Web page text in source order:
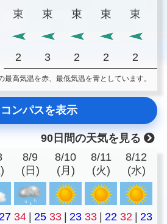
東
東 東 東 東
2 3 2 2 2
高気温を赤、最低気温を青としています。
コンパスを表示
90日間の天気を見る
8/9
(日)
8/10
(月)
8/11
(火)
8/12
(水)
34 25 33 23 33 22 32
23